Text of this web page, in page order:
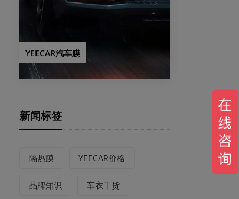
YEECAR汽车膜
新闻标签
隔热膜 YEECAR价格
品牌知识 车衣干货